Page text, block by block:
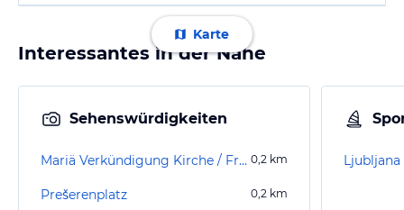
Karte
Interessantes in der Nähe
Sehenswürdigkeiten
Mariä Verkündigung Kirche / Franziskanerkirche 0,2 km
Prešerenplatz 0,2 km